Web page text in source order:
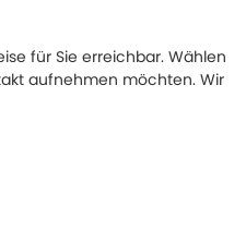
für Sie erreichbar. Wählen
aufnehmen möchten. Wir